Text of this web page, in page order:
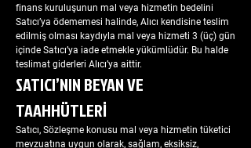
finans kuruluşunun mal veya hizmetin bedelini
Satıcı’ya ödememesi halinde, Alıcı kendisine teslim
edilmiş olması kaydıyla mal veya hizmeti 3 (üç) gün
içinde Satıcı’ya iade etmekle yükümlüdür. Bu halde
teslimat giderleri Alıcı’ya aittir.
SATICI’NIN BEYAN VE
TAAHHÜTLERİ
Satıcı, Sözleşme konusu mal veya hizmetin tüketici
mevzuatına uygun olarak, sağlam, eksiksiz,